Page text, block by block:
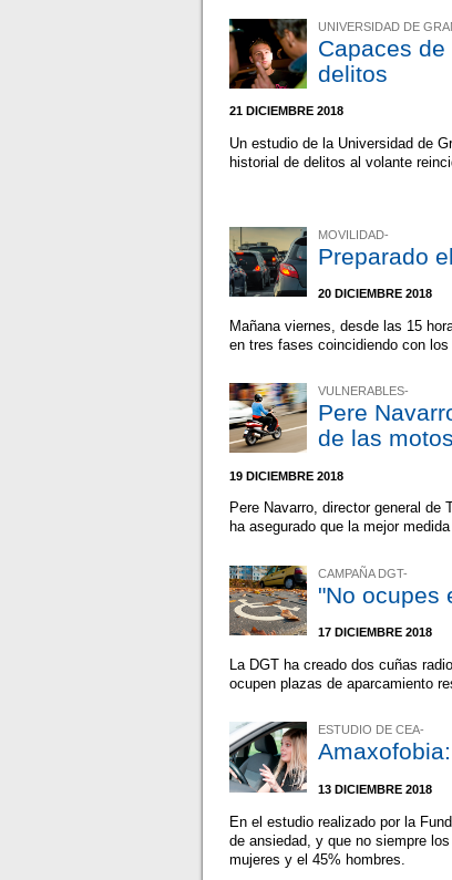
UNIVERSIDAD DE
Capaces
delitos
21 DICIEMBRE 2018
Un estudio de la Universidad de
historial de delitos al volante
MOVILIDAD-
Preparado
20 DICIEMBRE 2018
Mañana viernes, desde las 15
en tres fases coincidiendo con
VULNERABLES-
Pere
de las
19 DICIEMBRE 2018
Pere Navarro, director general
ha asegurado que la mejor
CAMPAÑA DGT-
"No ocupes
17 DICIEMBRE 2018
La DGT ha creado dos cuñas
ocupen plazas de aparcamiento
ESTUDIO DE CEA-
13 DICIEMBRE 2018
En el estudio realizado por la
de ansiedad, y que no siempre
mujeres y el 45% hombres.